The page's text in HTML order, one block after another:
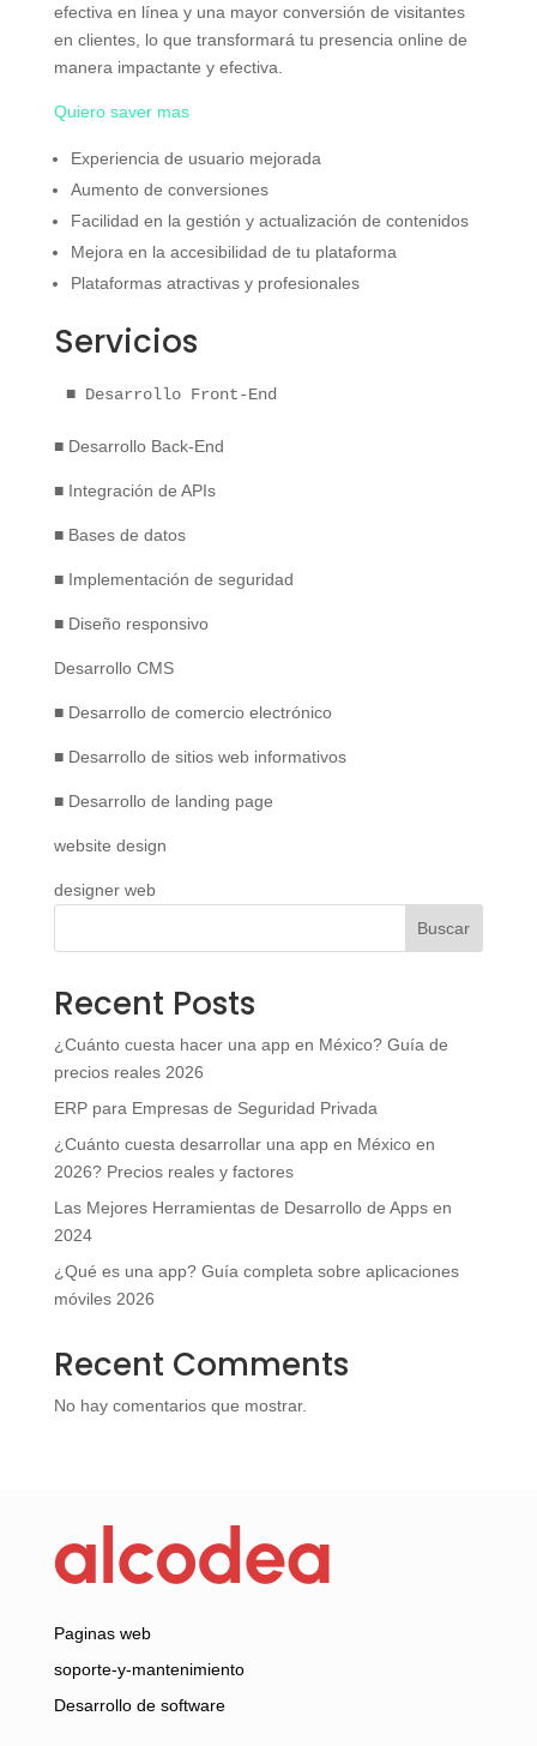
efectiva en línea y una mayor conversión de visitantes
en clientes, lo que transformará tu presencia online de
manera impactante y efectiva.
Quiero saver mas
Experiencia de usuario mejorada
Aumento de conversiones
Facilidad en la gestión y actualización de contenidos
Mejora en la accesibilidad de tu plataforma
Plataformas atractivas y profesionales
Servicios
■ Desarrollo Front-End
■ Desarrollo Back-End
■ Integración de APIs
■ Bases de datos
■ Implementación de seguridad
■ Diseño responsivo
Desarrollo CMS
■ Desarrollo de comercio electrónico
■ Desarrollo de sitios web informativos
■ Desarrollo de landing page
website design
designer web
Buscar
Recent Posts
¿Cuánto cuesta hacer una app en México? Guía de
precios reales 2026
ERP para Empresas de Seguridad Privada
¿Cuánto cuesta desarrollar una app en México en
2026? Precios reales y factores
Las Mejores Herramientas de Desarrollo de Apps en
2024
¿Qué es una app? Guía completa sobre aplicaciones
móviles 2026
Recent Comments
No hay comentarios que mostrar.
Paginas web
soporte-y-mantenimiento
Desarrollo de software